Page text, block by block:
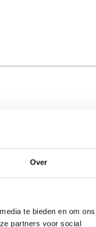
Over
te bieden en om ons
partners voor social